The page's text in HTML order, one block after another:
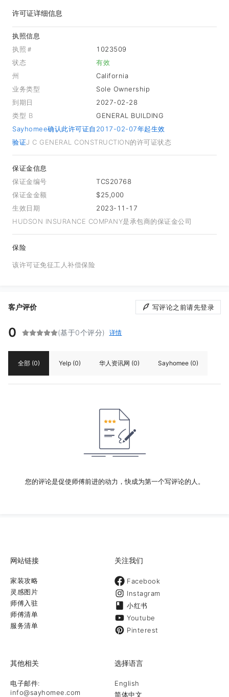
许可证详细信息
执照信息
执照＃
1023509
状态
有效
州
California
业务类型
Sole Ownership
到期日
2027-02-28
类型 B
GENERAL BUILDING
Sayhomee确认此许可证自2017-02-07年起生效
验证J C GENERAL CONSTRUCTION的许可证状态
保证金信息
保证金编号
TCS20768
保证金金额
$25,000
生效日期
2023-11-17
HUDSON INSURANCE COMPANY是承包商的保证金公司
保险
该许可证免征工人补偿保险
客户评价 写评论之前请先登录
0 (基于0个评分) 详情
全部 (0) Yelp (0) 华人资讯网 (0) Sayhomee (0)
您的评论是促使师傅前进的动力，快成为第一个写评论的人。
网站链接
家装攻略
灵感图片
师傅入驻
师傅清单
服务清单
关注我们
Facebook
Instagram
小红书
Youtube
Pinterest
其他相关
电子邮件:
info@sayhomee.com
选择语言
English
简体中文